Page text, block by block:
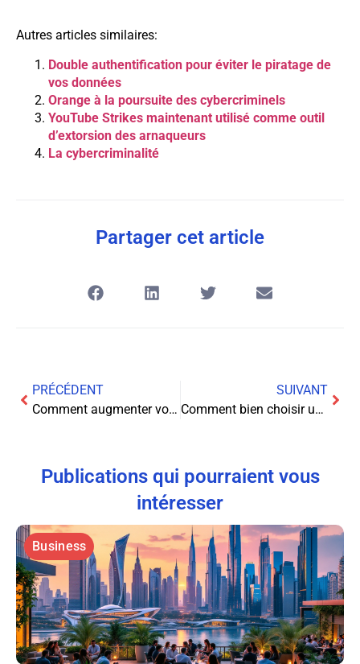
Autres articles similaires:
Double authentification pour éviter le piratage de
vos données
Orange à la poursuite des cybercriminels
YouTube Strikes maintenant utilisé comme outil
d’extorsion des arnaqueurs
La cybercriminalité
Partager cet article
PRÉCÉDENT
Comment augmenter vos ventes en ligne avec Google Ads ?
SUIVANT
Comment bien choisir une agence digitale pour réussir avec brio ?
Publications qui pourraient vous
intéresser
Business